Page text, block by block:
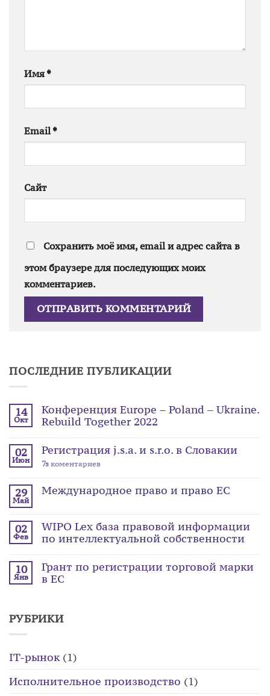
Имя *
Email *
Сайт
Сохранить моё имя, email и адрес сайта в
этом браузере для последующих моих
комментариев.
ПОСЛЕДНИЕ ПУБЛИКАЦИИ
14
Окт
Конференция Europe – Poland – Ukraine.
Rebuild Together 2022
02
Июн
Регистрация j.s.a. и s.r.o. в Словакии
7s коментариев
29
Май
Международное право и право ЕС
02
Фев
WIPO Lex база правовой информации
по интеллектуальной собственности
10
Янв
Грант по регистрации торговой марки
в ЕС
РУБРИКИ
IT-рынок(1)
Исполнительное производство (1)